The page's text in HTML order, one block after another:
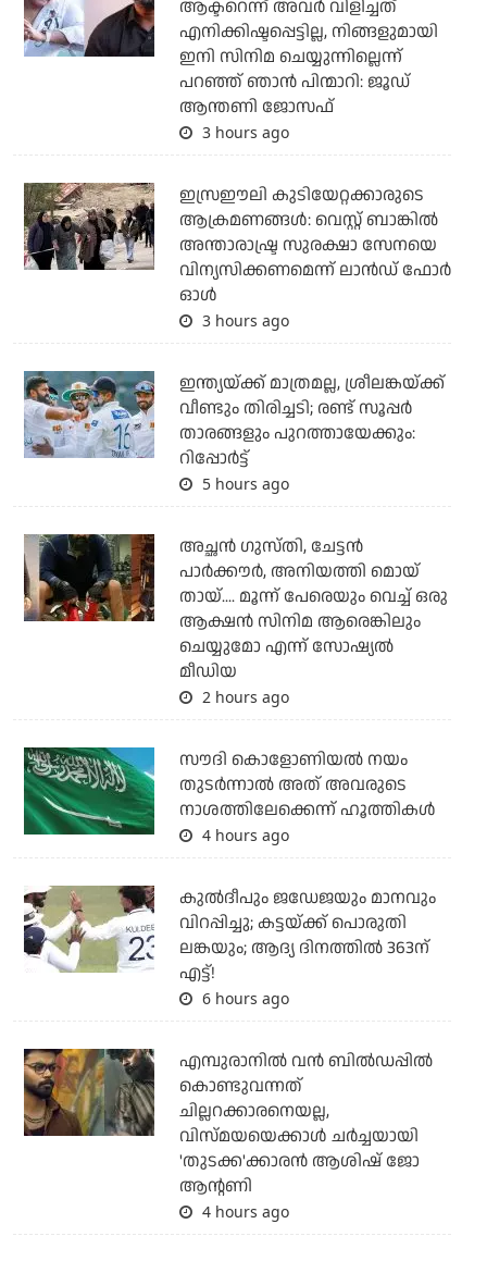
ആക്ടറെന്ന് അവര്‍ വിളിച്ചത്
എനിക്കിഷ്ടപ്പെട്ടില്ല, നിങ്ങളുമായി
ഇനി സിനിമ ചെയ്യുന്നില്ലെന്ന്
പറഞ്ഞ് ഞാന്‍ പിന്മാറി: ജൂഡ്
ആന്തണി ജോസഫ്
3 hours ago
ഇസ്രഈലി കുടിയേറ്റക്കാരുടെ
ആക്രമണങ്ങള്‍: വെസ്റ്റ് ബാങ്കില്‍
അന്താരാഷ്ട്ര സുരക്ഷാ സേനയെ
വിന്യസിക്കണമെന്ന് ലാന്‍ഡ് ഫോര്‍
ഓള്‍
3 hours ago
ഇന്ത്യയ്ക്ക് മാത്രമല്ല, ശ്രീലങ്കയ്ക്ക്
വീണ്ടും തിരിച്ചടി; രണ്ട് സൂപ്പര്‍
താരങ്ങളും പുറത്തായേക്കും:
റിപ്പോര്‍ട്ട്
5 hours ago
അച്ഛന്‍ ഗുസ്തി, ചേട്ടന്‍
പാര്‍ക്കൗര്‍, അനിയത്തി മൊയ്
തായ്.... മൂന്ന് പേരെയും വെച്ച് ഒരു
ആക്ഷന്‍ സിനിമ ആരെങ്കിലും
ചെയ്യുമോ എന്ന് സോഷ്യല്‍
മീഡിയ
2 hours ago
സൗദി കൊളോണിയല്‍ നയം
തുടര്‍ന്നാല്‍ അത് അവരുടെ
നാശത്തിലേക്കെന്ന് ഹൂത്തികള്‍
4 hours ago
കുല്‍ദീപും ജഡേജയും മാനവും
വിറപ്പിച്ചു; കട്ടയ്ക്ക് പൊരുതി
ലങ്കയും; ആദ്യ ദിനത്തില്‍ 363ന്
എട്ട്!
6 hours ago
എമ്പുരാനില്‍ വന്‍ ബില്‍ഡപ്പില്‍
കൊണ്ടുവന്നത്
ചില്ലറക്കാരനെയല്ല,
വിസ്മയയെക്കാള്‍ ചര്‍ച്ചയായി
'തുടക്ക'ക്കാരന്‍ ആശിഷ് ജോ
ആന്റണി
4 hours ago